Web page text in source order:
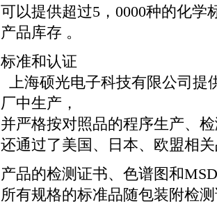
可以提供超过5，0000种的化学
产品库存 。
标准和认证
上海硕光电子科技有限公司提
厂中生产，
并严格按对照品的程序生产、
还通过了美国、日本、欧盟相
产品的检测证书、色谱图和
所有规格的标准品随包装附检